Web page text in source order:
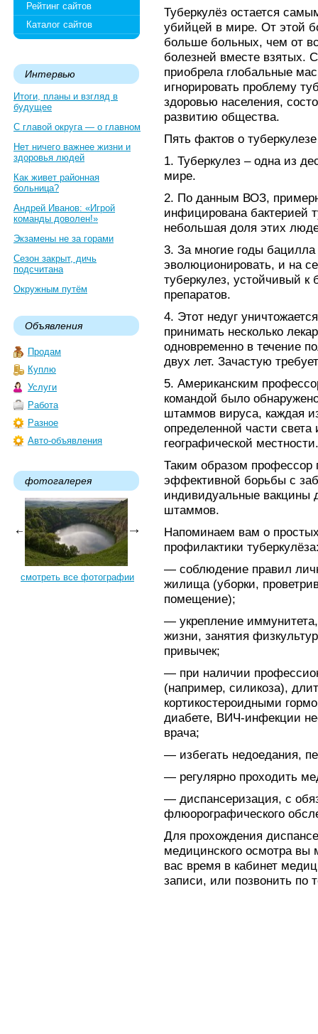
Рейтинг сайтов
Каталог сайтов
Интервью
Итоги, планы и взгляд в
будущее
С главой округа — о главном
Нет ничего важнее жизни и
здоровья людей
Как живет районная
больница?
Андрей Иванов: «Игрой
команды доволен!»
Экзамены не за горами
Сезон закрыт, дичь
подсчитана
Окружным путём
Объявления
Продам
Куплю
Услуги
Работа
Разное
Авто-объявления
фотогалерея
смотреть все фотографии
Туберкулёз остается
убийцей в мире. От этой
больше больных, чем от
болезней вместе взятых.
приобрела глобальные
игнорировать проблему
здоровью населения,
развитию общества.
Пять фактов о туберкулезе
1. Туберкулез – одна из
мире.
2. По данным ВОЗ,
инфицирована бактерией
небольшая доля этих
3. За многие годы
эволюционировать, и на
туберкулез, устойчивый к
препаратов.
4. Этот недуг
принимать несколько
одновременно в течение
двух лет. Зачастую
5. Американским
командой было
штаммов вируса, каждая
определенной части
географической местности.
Таким образом профессор
эффективной борьбы с
индивидуальные вакцины
штаммов.
Напоминаем вам о
профилактики
— соблюдение правил
жилища (уборки,
помещение);
— укрепление иммунитета,
жизни, занятия
привычек;
— при наличии
(например, силикоза),
кортикостероидными
диабете, ВИЧ-инфекции
врача;
— избегать недоедания,
— регулярно проходить
— диспансеризация, с
флюорографического
Для прохождения
медицинского осмотра вы
вас время в кабинет
записи, или позвонить по